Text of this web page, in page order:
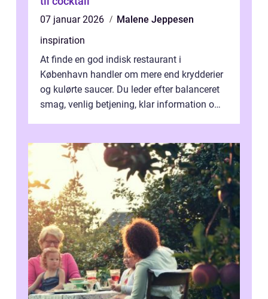
07 januar 2026
Malene Jeppesen
inspiration
At finde en god indisk restaurant i
København handler om mere end krydderier
og kulørte saucer. Du leder efter balanceret
smag, venlig betjening, klar information om